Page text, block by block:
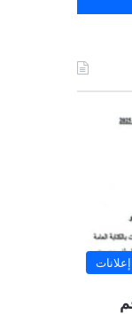
إعلانات